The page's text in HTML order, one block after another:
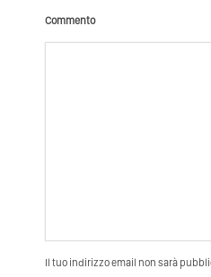
Commento
Il tuo indirizzo email non sarà